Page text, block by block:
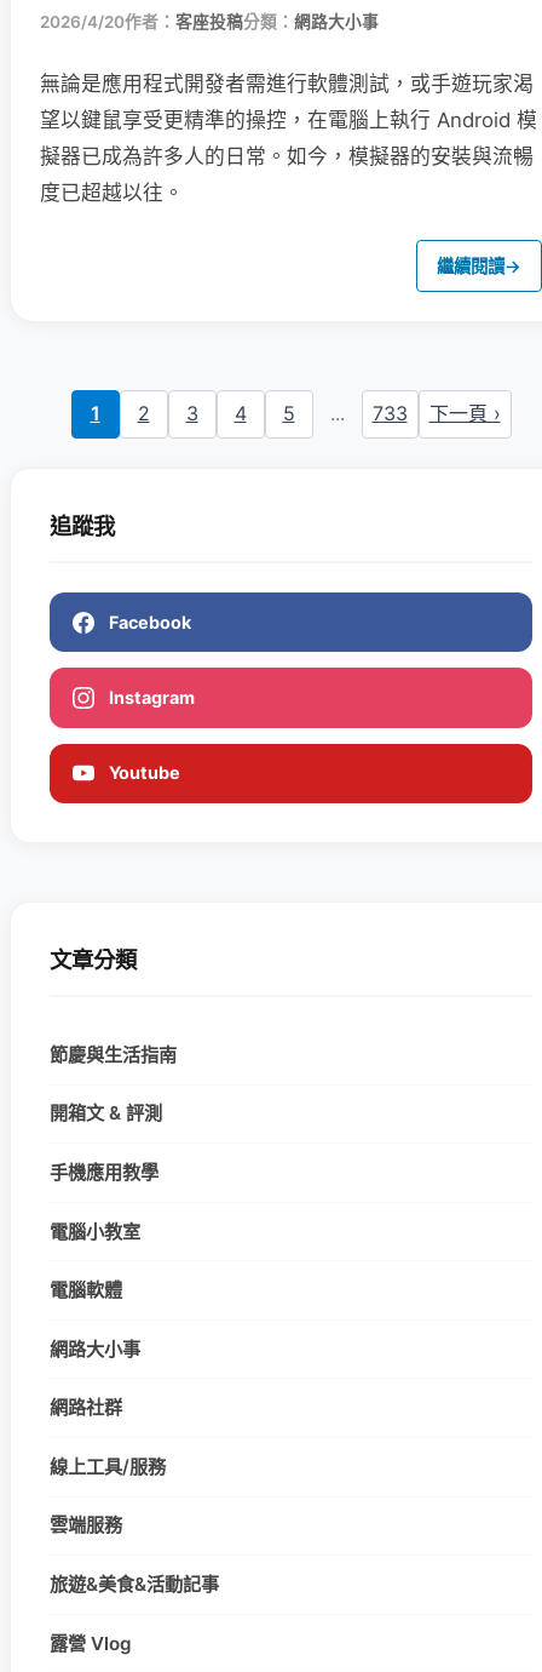
2026/4/20作者： 客座投稿分類： 網路大小事
無論是應用程式開發者需進行軟體測試，或手遊玩家渴
望以鍵鼠享受更精準的操控，在電腦上執行 Android 模
擬器已成為許多人的日常。如今，模擬器的安裝與流暢
度已超越以往。
繼續閱讀→
1 2 3 4 5 ... 733 下一頁 ›
追蹤我
Facebook
Instagram
Youtube
文章分類
節慶與生活指南
開箱文 & 評測
手機應用教學
電腦小教室
電腦軟體
網路大小事
網路社群
線上工具/服務
雲端服務
旅遊&美食&活動記事
露營 Vlog